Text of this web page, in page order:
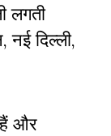
लगती
दिल्ली,
हैं और